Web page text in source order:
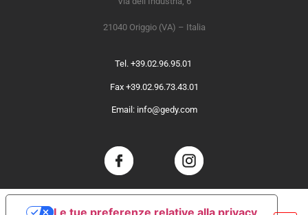
21040 Origgio (VA) – Italia
Tel. +39.02.96.95.01
Fax +39.02.96.73.43.01
Email: info@gedy.com
Le tue preferenze relative alla privacy